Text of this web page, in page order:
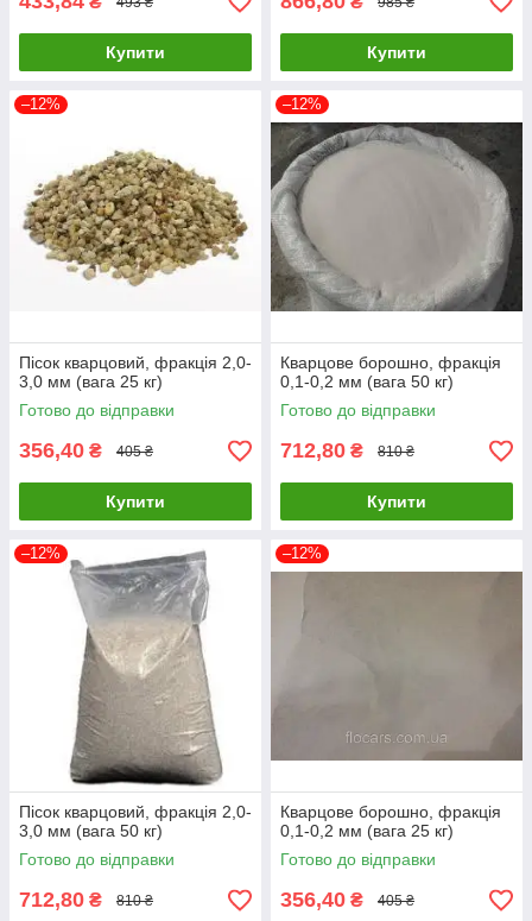
Купити Купити
–12%
Пісок кварцовий, фракція 2,0-
3,0 мм (вага 25 кг)
Готово до відправки
356,40 ₴ 405 ₴
Купити
–12%
Кварцове борошно, фракція
0,1-0,2 мм (вага 50 кг)
Готово до відправки
712,80 ₴ 810 ₴
Купити
–12%
Пісок кварцовий, фракція 2,0-
3,0 мм (вага 50 кг)
Готово до відправки
712,80 ₴ 810 ₴
–12%
Кварцове борошно, фракція
0,1-0,2 мм (вага 25 кг)
Готово до відправки
356,40 ₴ 405 ₴